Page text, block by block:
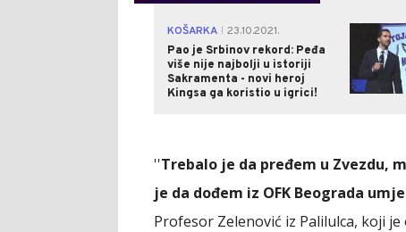
KOŠARKA
23.10.2021.
Pao je Srbinov rekord: Peđa
više nije najbolji u istoriji
Sakramenta - novi heroj
Kingsa ga koristio u igrici!
''Trebalo je da pređem u Zvezdu,
je da dođem iz OFK Beograda
Profesor Zelenović iz Palilulca, koji